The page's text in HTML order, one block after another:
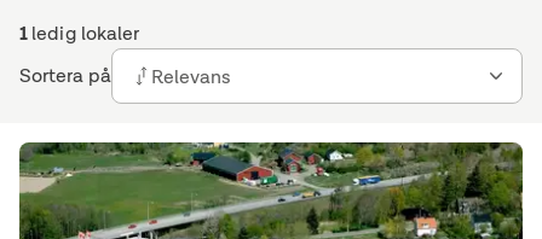
1ledig lokaler
Sortera på
Relevans